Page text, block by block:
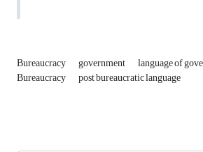
Bureaucracy government language of
Bureaucracy post bureaucratic language